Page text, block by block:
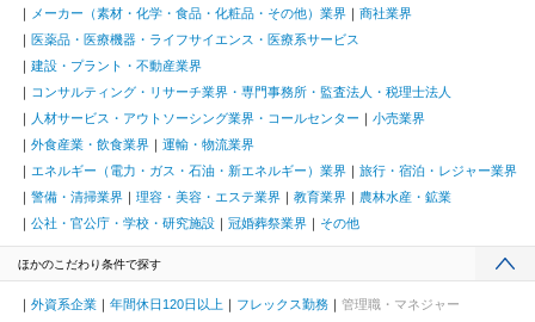
メーカー（素材・化学・食品・化粧品・その他）業界
商社業界
医薬品・医療機器・ライフサイエンス・医療系サービス
建設・プラント・不動産業界
コンサルティング・リサーチ業界・専門事務所・監査法人・税理士法人
人材サービス・アウトソーシング業界・コールセンター
小売業界
外食産業・飲食業界
運輸・物流業界
エネルギー（電力・ガス・石油・新エネルギー）業界
旅行・宿泊・レジャー業界
警備・清掃業界
理容・美容・エステ業界 教育業界
農林水産・鉱業
公社・官公庁・学校・研究施設
冠婚葬祭業界 その他
ほかのこだわり条件で探す
外資系企業 年間休日120日以上 フレックス勤務
管理職・マネジャー